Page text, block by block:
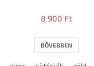
8 900 Ft
BŐVEBBEN